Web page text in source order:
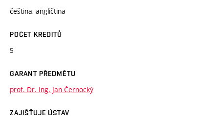
čeština, angličtina
POČET KREDITŮ
5
GARANT PŘEDMĚTU
prof. Dr. Ing. Jan Černocký
ZAJIŠŤUJE ÚSTAV